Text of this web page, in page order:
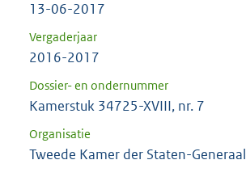
13-06-2017
Vergaderjaar
2016-2017
Dossier- en ondernummer
Kamerstuk 34725-XVIII, nr. 7
Organisatie
Tweede Kamer der Staten-Generaal